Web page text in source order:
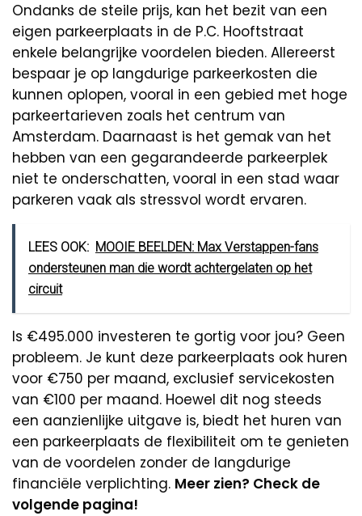
Ondanks de steile prijs, kan het bezit van een
eigen parkeerplaats in de P.C. Hooftstraat
enkele belangrijke voordelen bieden. Allereerst
bespaar je op langdurige parkeerkosten die
kunnen oplopen, vooral in een gebied met hoge
parkeertarieven zoals het centrum van
Amsterdam. Daarnaast is het gemak van het
hebben van een gegarandeerde parkeerplek
niet te onderschatten, vooral in een stad waar
parkeren vaak als stressvol wordt ervaren.
LEES OOK: MOOIE BEELDEN: Max Verstappen-fans
ondersteunen man die wordt achtergelaten op het
circuit
Is €495.000 investeren te gortig voor jou? Geen
probleem. Je kunt deze parkeerplaats ook huren
voor €750 per maand, exclusief servicekosten
van €100 per maand. Hoewel dit nog steeds
een aanzienlijke uitgave is, biedt het huren van
een parkeerplaats de flexibiliteit om te genieten
van de voordelen zonder de langdurige
financiële verplichting. Meer zien? Check de
volgende pagina!